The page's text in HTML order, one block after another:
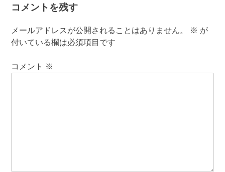
コメントを残す
メールアドレスが公開されることはありません。 ※ が
付いている欄は必須項目です
コメント ※